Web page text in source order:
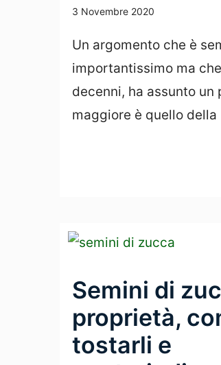
3 Novembre 2020
Un argomento che è
importantissimo ma
decenni, ha assunto un
maggiore è quello della
Semini di
proprietà,
tostarli e